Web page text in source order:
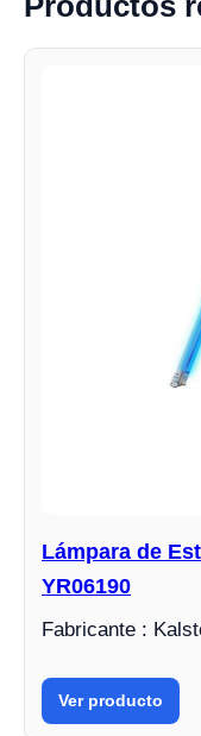
Lámpara de
YR06190
Fabricante :
Ver producto